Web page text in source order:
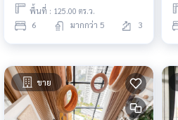
Charoenkrung / 6 Bedrooms
(FOR SALE) DML018
พื้นที่ : 125.00 ตร.ว.
6 มากกว่า 5 3
ขาย